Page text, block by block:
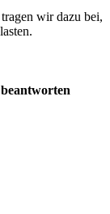
wir dazu bei,